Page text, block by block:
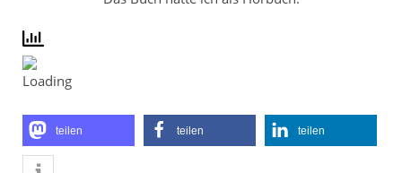
teilen teilen teilen